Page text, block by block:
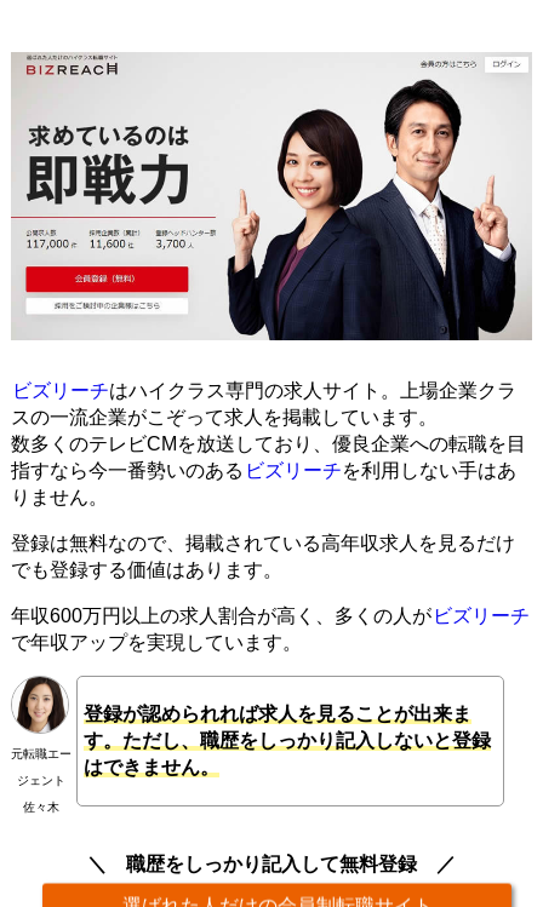
ビズリーチはハイクラス専門の求人サイト。上場企業クラ
スの一流企業がこぞって求人を掲載しています。
数多くのテレビCMを放送しており、優良企業への転職を目
指すなら今一番勢いのある ビズリーチを利用しない手はあ
りません。
登録は無料なので、掲載されている高年収求人を見るだけ
でも登録する価値はあります。
年収600万円以上の求人割合が高く、多くの人が ビズリーチ
で年収アップを実現しています。
元転職エー
ジェント
佐々木
登録が認められれば求人を見ることが出来ま
す。ただし、職歴をしっかり記入しないと登録
はできません。
職歴をしっかり記入して無料登録